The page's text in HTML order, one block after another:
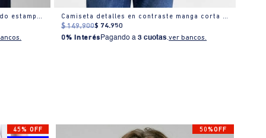
Camiseta básica slim cuello redondo estampado Camiseta detalles en contraste manga corta cuello redondo para hombre
$ 149.900$ 74.950
0% Interés Pagando a3 cuotas.ver bancos.
45% OFF
50%OFF